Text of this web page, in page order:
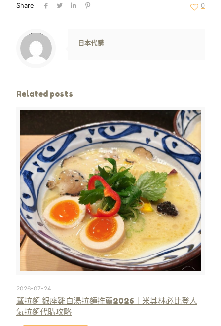
Share 0
Warning
/www/wwwroot/jpshop.hk/wp-content/themes/betheme/includes/content-single.php
on line
286
日本代購
Related posts
2026-07-24
篝拉麵 銀座雞白湯拉麵推薦2026｜米其林必比登人
氣拉麵代購攻略